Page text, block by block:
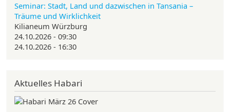
Seminar: Stadt, Land und dazwischen in Tansania –
Träume und Wirklichkeit
Kilianeum Würzburg
24.10.2026 - 09:30
24.10.2026 - 16:30
Aktuelles Habari